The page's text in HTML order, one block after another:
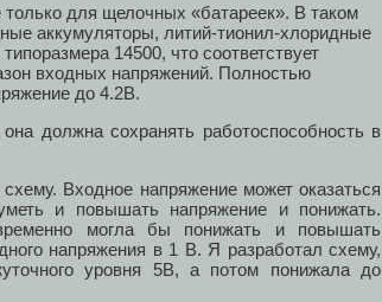
для щелочных «батареек». В таком
аккумуляторы, литий-тионил-хлоридные
14500, что соответствует
входных напряжений. Полностью
до 4.2В.
должна сохранять работоспособность в
Входное напряжение может оказаться
и повышать напряжение и понижать.
могла бы понижать и повышать
напряжения в 1 В. Я разработал схему,
уровня 5В, а потом понижала до